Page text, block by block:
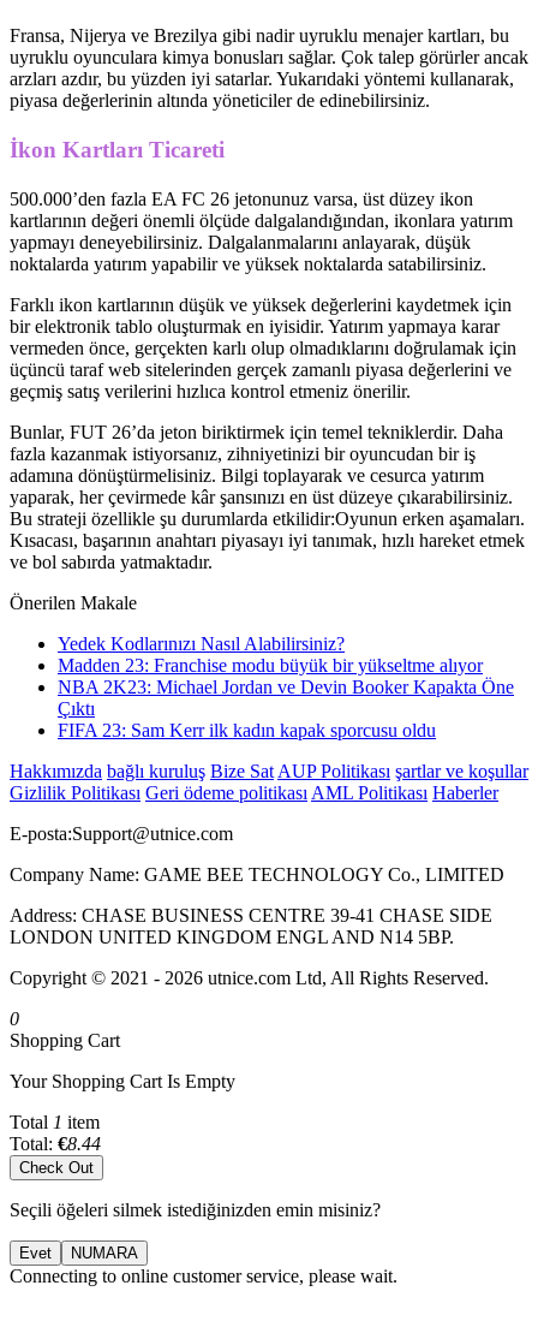
Fransa, Nijerya ve Brezilya gibi nadir uyruklu menajer kartları, bu
uyruklu oyunculara kimya bonusları sağlar. Çok talep görürler ancak
arzları azdır, bu yüzden iyi satarlar. Yukarıdaki yöntemi kullanarak,
piyasa değerlerinin altında yöneticiler de edinebilirsiniz.
İkon Kartları Ticareti
500.000’den fazla EA FC 26 jetonunuz varsa, üst düzey ikon
kartlarının değeri önemli ölçüde dalgalandığından, ikonlara yatırım
yapmayı deneyebilirsiniz. Dalgalanmalarını anlayarak, düşük
noktalarda yatırım yapabilir ve yüksek noktalarda satabilirsiniz.
Farklı ikon kartlarının düşük ve yüksek değerlerini kaydetmek için
bir elektronik tablo oluşturmak en iyisidir. Yatırım yapmaya karar
vermeden önce, gerçekten karlı olup olmadıklarını doğrulamak için
üçüncü taraf web sitelerinden gerçek zamanlı piyasa değerlerini ve
geçmiş satış verilerini hızlıca kontrol etmeniz önerilir.
Bunlar, FUT 26’da jeton biriktirmek için temel tekniklerdir. Daha
fazla kazanmak istiyorsanız, zihniyetinizi bir oyuncudan bir iş
adamına dönüştürmelisiniz. Bilgi toplayarak ve cesurca yatırım
yaparak, her çevirmede kâr şansınızı en üst düzeye çıkarabilirsiniz.
Bu strateji özellikle şu durumlarda etkilidir:Oyunun erken aşamaları.
Kısacası, başarının anahtarı piyasayı iyi tanımak, hızlı hareket etmek
ve bol sabırda yatmaktadır.
Önerilen Makale
Yedek Kodlarınızı Nasıl Alabilirsiniz?
Madden 23: Franchise modu büyük bir yükseltme alıyor
NBA 2K23: Michael Jordan ve Devin Booker Kapakta Öne
Çıktı
FIFA 23: Sam Kerr ilk kadın kapak sporcusu oldu
Hakkımızda bağlı kuruluş Bize Sat AUP Politikası şartlar ve koşullar
Gizlilik Politikası Geri ödeme politikası AML Politikası Haberler
E-posta:Support@utnice.com
Company Name: GAME BEE TECHNOLOGY Co., LIMITED
Address: CHASE BUSINESS CENTRE 39-41 CHASE SIDE
LONDON UNITED KINGDOM ENGL AND N14 5BP.
Copyright © 2021 - 2026 utnice.com Ltd, All Rights Reserved.
0
Shopping Cart
Your Shopping Cart Is Empty
Total 1 item
Total: €8.44
Check Out
Seçili öğeleri silmek istediğinizden emin misiniz?
Evet NUMARA
Connecting to online customer service, please wait.